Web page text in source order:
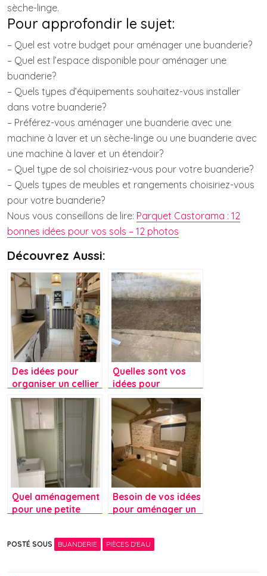
sèche-linge.
Pour approfondir le sujet:
– Quel est votre budget pour aménager une buanderie?
– Quel est l’espace disponible pour aménager une
buanderie?
– Quels types d’équipements souhaitez-vous installer
dans votre buanderie?
– Préférez-vous aménager une buanderie avec une
machine à laver et un sèche-linge ou une buanderie avec
une machine à laver et un étendoir?
– Quel type de sol choisiriez-vous pour votre buanderie?
– Quels types de meubles et rangements choisiriez-vous
pour votre buanderie?
Nous vous conseillons de lire: Parquet Castorama : 12
bonnes idées pour vos sols – 12 photos
Découvrez Aussi:
Des idées pour
organiser un cellier
ou une buanderie
Quelles sont vos
idées pour
aménager une
terrasse quand on
est locataire ?
Quel aménagement
pour une petite
Besoin de vos idées
pour aménager un
POSTÉ SOUS BUANDERIE PIÈCES D'EAU